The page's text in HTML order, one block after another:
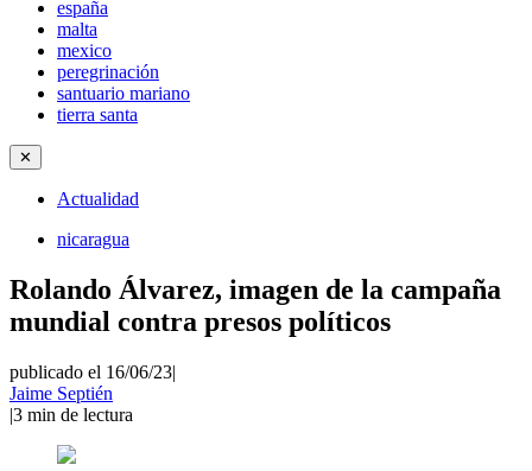
españa
malta
mexico
peregrinación
santuario mariano
tierra santa
✕
Actualidad
nicaragua
Rolando Álvarez, imagen de la campaña
mundial contra presos políticos
publicado el 16/06/23|
Jaime Septién
|3 min de lectura